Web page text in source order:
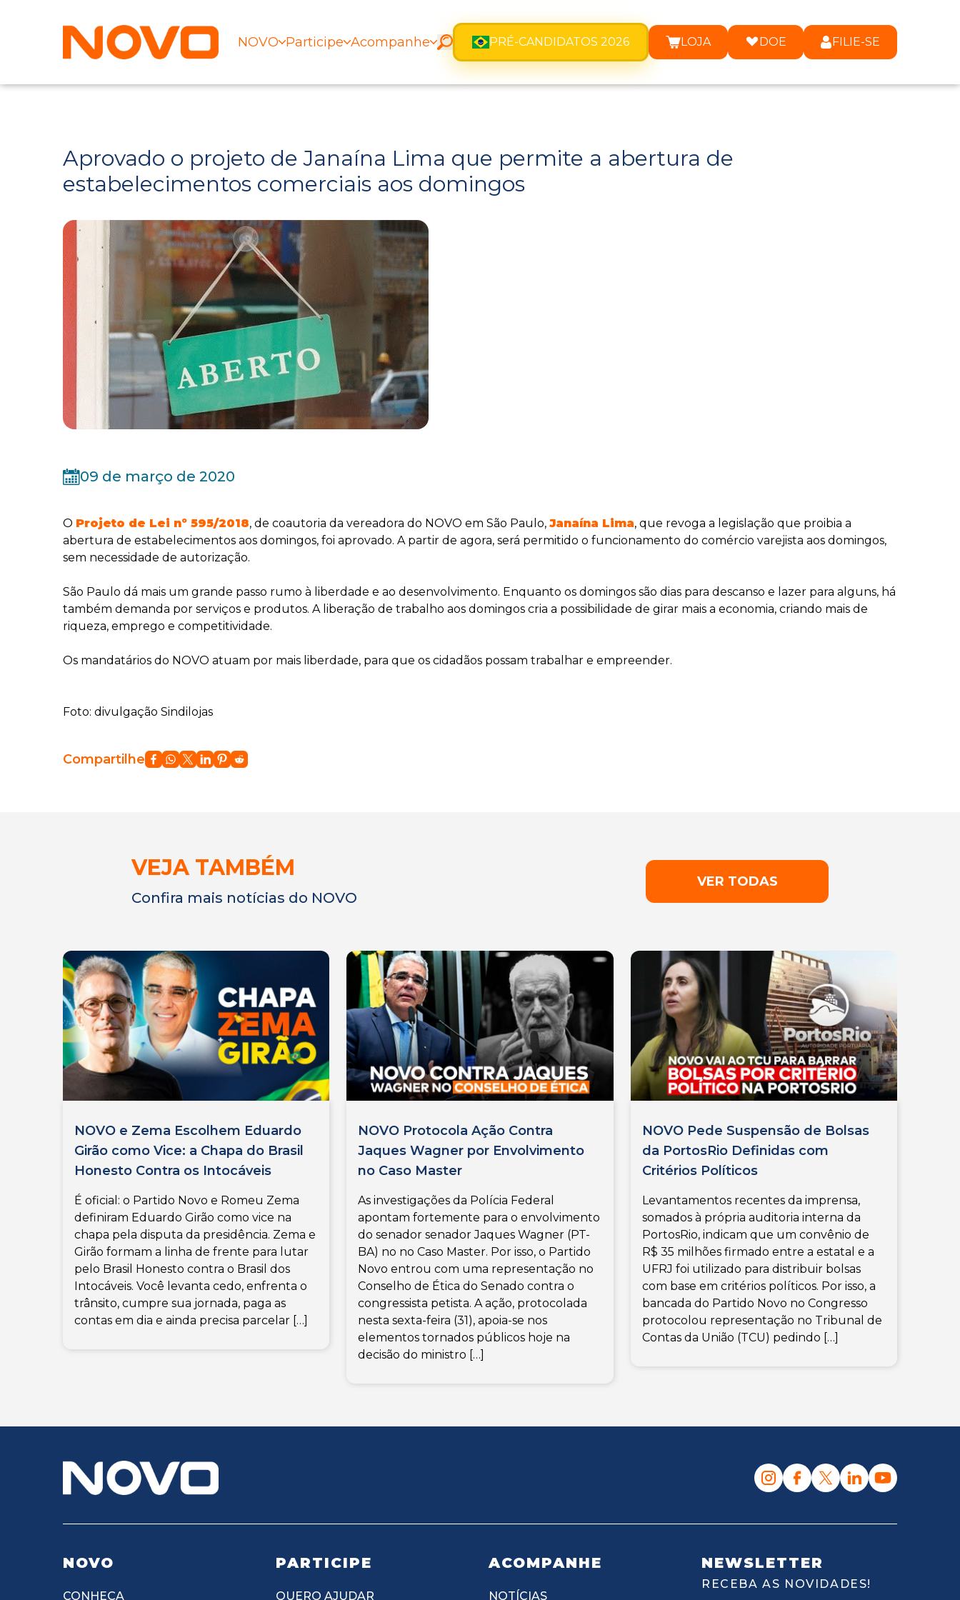
NOVO Participe Acompanhe PRÉ-CANDIDATOS 2026 LOJA DOE FILIE-SE
Aprovado o projeto de Janaína Lima que permite a abertura de
estabelecimentos comerciais aos domingos
09 de março de 2020
O Projeto de Lei nº 595/2018, de coautoria da vereadora do NOVO em São Paulo, Janaína Lima, que revoga a legislação que proibia a
abertura de estabelecimentos aos domingos, foi aprovado. A partir de agora, será permitido o funcionamento do comércio varejista aos domingos,
sem necessidade de autorização.
São Paulo dá mais um grande passo rumo à liberdade e ao desenvolvimento. Enquanto os domingos são dias para descanso e lazer para alguns, há
também demanda por serviços e produtos. A liberação de trabalho aos domingos cria a possibilidade de girar mais a economia, criando mais de
riqueza, emprego e competitividade.
Os mandatários do NOVO atuam por mais liberdade, para que os cidadãos possam trabalhar e empreender.
Foto: divulgação Sindilojas
Compartilhe
VEJA TAMBÉM
Confira mais notícias do NOVO
VER TODAS
NOVO e Zema Escolhem Eduardo
Girão como Vice: a Chapa do Brasil
Honesto Contra os Intocáveis
É oficial: o Partido Novo e Romeu Zema
definiram Eduardo Girão como vice na
chapa pela disputa da presidência. Zema e
Girão formam a linha de frente para lutar
pelo Brasil Honesto contra o Brasil dos
Intocáveis. Você levanta cedo, enfrenta o
trânsito, cumpre sua jornada, paga as
contas em dia e ainda precisa parcelar […]
NOVO Protocola Ação Contra
Jaques Wagner por Envolvimento
no Caso Master
As investigações da Polícia Federal
apontam fortemente para o envolvimento
do senador senador Jaques Wagner (PT-
BA) no no Caso Master. Por isso, o Partido
Novo entrou com uma representação no
Conselho de Ética do Senado contra o
congressista petista. A ação, protocolada
nesta sexta-feira (31), apoia-se nos
elementos tornados públicos hoje na
decisão do ministro […]
NOVO Pede Suspensão de Bolsas
da PortosRio Definidas com
Critérios Políticos
Levantamentos recentes da imprensa,
somados à própria auditoria interna da
PortosRio, indicam que um convênio de
R$ 35 milhões firmado entre a estatal e a
UFRJ foi utilizado para distribuir bolsas
com base em critérios políticos. Por isso, a
bancada do Partido Novo no Congresso
protocolou representação no Tribunal de
Contas da União (TCU) pedindo […]
NOVO
CONHEÇA
PARTICIPE
QUERO AJUDAR
ACOMPANHE
NOTÍCIAS
NEWSLETTER
RECEBA AS NOVIDADES!